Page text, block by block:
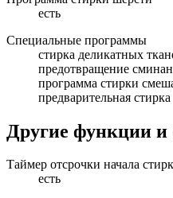
есть
Специальные программы
стирка деликатных
предотвращение
программа стирки
предварительная стирка
Другие функции и
Таймер отсрочки начала
есть